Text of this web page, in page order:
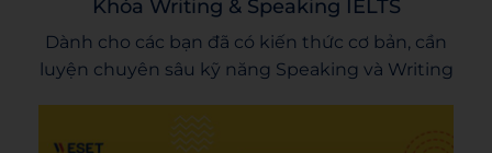
Khóa Writing & Speaking IELTS
Dành cho các bạn đã có kiến thức cơ bản, cần
luyện chuyên sâu kỹ năng Speaking và Writing